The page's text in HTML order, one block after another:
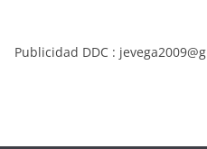
Publicidad DDC :